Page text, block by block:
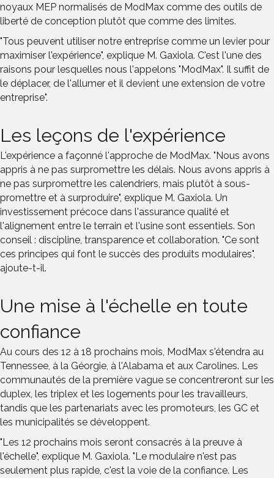
noyaux MEP normalisés de ModMax comme des outils de
liberté de conception plutôt que comme des limites.
"Tous peuvent utiliser notre entreprise comme un levier pour
maximiser l'expérience", explique M. Gaxiola. C'est l'une des
raisons pour lesquelles nous l'appelons "ModMax". Il suffit de
le déplacer, de l'allumer et il devient une extension de votre
entreprise".
Les leçons de l'expérience
L'expérience a façonné l'approche de ModMax. "Nous avons
appris à ne pas surpromettre les délais. Nous avons appris à
ne pas surpromettre les calendriers, mais plutôt à sous-
promettre et à surproduire", explique M. Gaxiola. Un
investissement précoce dans l'assurance qualité et
l'alignement entre le terrain et l'usine sont essentiels. Son
conseil : discipline, transparence et collaboration. "Ce sont
ces principes qui font le succès des produits modulaires",
ajoute-t-il.
Une mise à l'échelle en toute
confiance
Au cours des 12 à 18 prochains mois, ModMax s'étendra au
Tennessee, à la Géorgie, à l'Alabama et aux Carolines. Les
communautés de la première vague se concentreront sur les
duplex, les triplex et les logements pour les travailleurs,
tandis que les partenariats avec les promoteurs, les GC et
les municipalités se développent.
"Les 12 prochains mois seront consacrés à la preuve à
l'échelle", explique M. Gaxiola. "Le modulaire n'est pas
seulement plus rapide, c'est la voie de la confiance. Les